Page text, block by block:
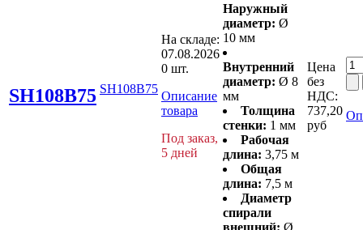
SH108B75 SH108B75
На складе:
07.08.2026
0 шт.
Описание
товара
Под заказ,
5 дней
Наружный
диаметр: Ø
10 мм
Внутренний
диаметр: Ø 8
мм
Толщина
стенки: 1 мм
Рабочая
длина: 3,75 м
Общая
длина: 7,5 м
Диаметр
спирали
внешний: Ø
Цена
без
НДС:
737,20
руб